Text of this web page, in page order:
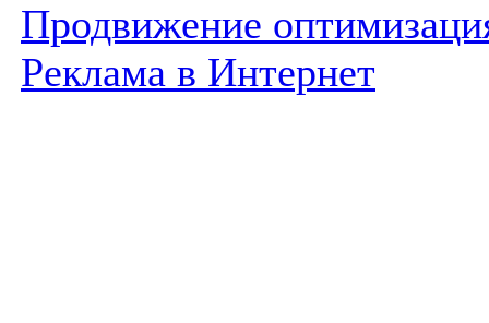
Продвижение
Реклама в Интернет